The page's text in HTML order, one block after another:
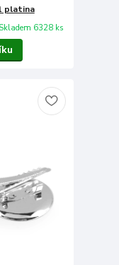
platina
Skladem 6328 ks